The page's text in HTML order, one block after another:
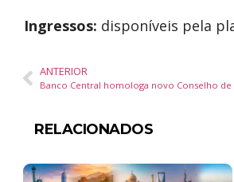
Ingressos: disponíveis pela
ANTERIOR
RELACIONADOS